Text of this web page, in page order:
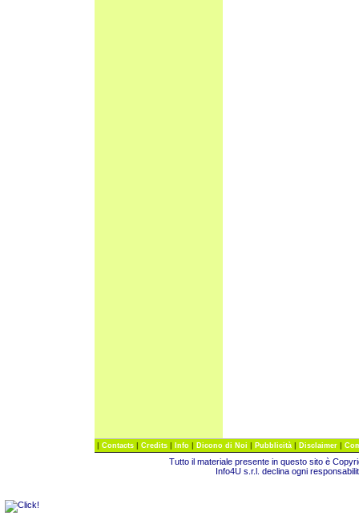
| Contacts | Credits | Info | Dicono di Noi | Pubblicità | Disclaimer |
Tutto il materiale presente in questo sito è
Info4U s.r.l. declina ogni